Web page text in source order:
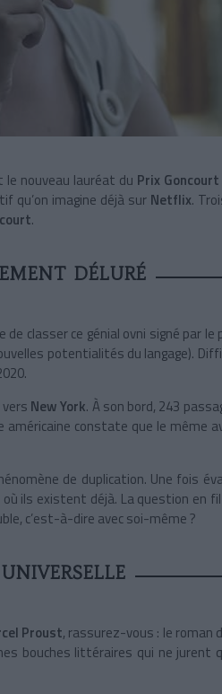
le nouveau lauréat du Prix Goncourt
qu’on imagine déjà sur Netflix.
.
DÉLURÉ
de classer ce génial ovni signé par le
potentialités du langage).
New York. À son bord, 243
constate que le même
de duplication. Une fois
ils existent déjà. La question en
c’est-à-dire avec soi-même ?
Proust, rassurez-vous : le roman
bouches littéraires qui ne jurent